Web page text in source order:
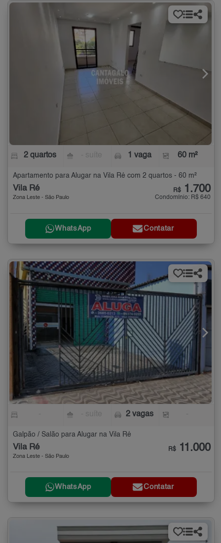
2 quartos 1 vaga 60 m²
Apartamento para Alugar na Vila Ré com 2 quartos - 60 m²
Vila Ré
Zona Leste - São Paulo
R$ 1.700
Condomínio: R$ 640
WhatsApp Contatar
2 vagas
Galpão / Salão para Alugar na Vila Ré
Vila Ré
Zona Leste - São Paulo
R$ 11.000
WhatsApp Contatar